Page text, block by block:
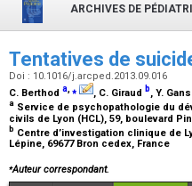
ARCHIVES DE
Tentatives de
Doi : 10.1016/j.arcped.2013.09.016
C. Berthod a,⁎ , C. Giraud b, Y.
a Service de psychopathologie du
civils de Lyon (HCL), 59, boulevard
b Centre d’investigation clinique de
Lépine, 69677 Bron cedex, France
⁎Auteur correspondant.